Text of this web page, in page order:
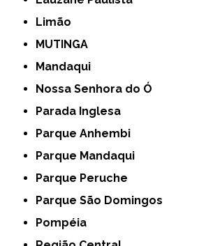
Limão
MUTINGA
Mandaqui
Nossa Senhora do Ó
Parada Inglesa
Parque Anhembi
Parque Mandaqui
Parque Peruche
Parque São Domingos
Pompéia